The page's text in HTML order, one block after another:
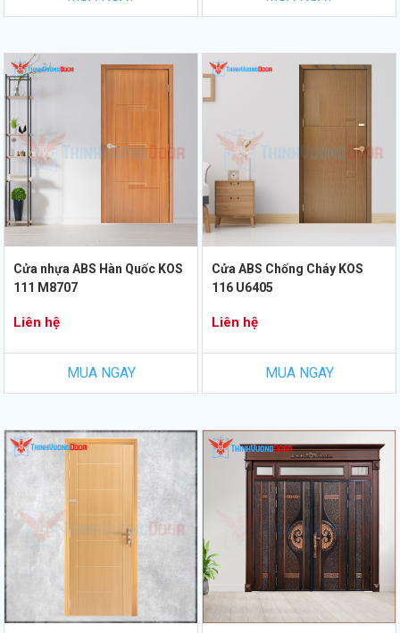
Cửa nhựa ABS Hàn Quốc KOS
111 M8707
Liên hệ
MUA NGAY
Cửa ABS Chống Cháy KOS
116 U6405
Liên hệ
MUA NGAY